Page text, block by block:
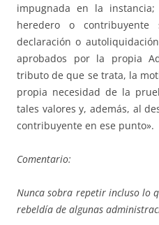
impugnada en la
heredero o
declaración o
aprobados por la propia
tributo de que se trata, la
propia necesidad de la
tales valores y, además, al
contribuyente en ese punto».
Comentario:
Nunca sobra repetir incluso lo
rebeldía de algunas